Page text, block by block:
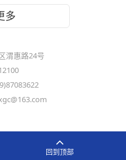
多
渭惠路24号
回到顶部